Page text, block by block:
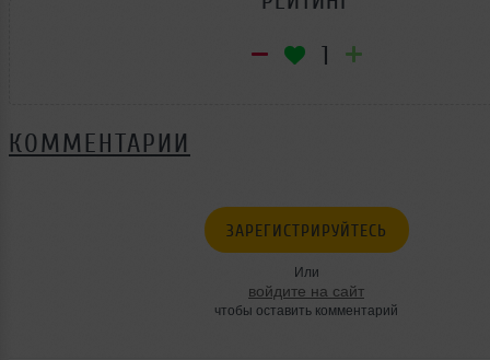
1
КОММЕНТАРИИ
ЗАРЕГИСТРИРУЙТЕСЬ
Или
войдите на сайт
чтобы оставить комментарий